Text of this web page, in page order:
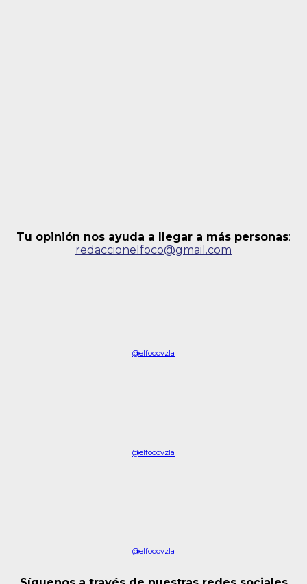
Tu opinión nos ayuda a llegar a más personas:
redaccionelfoco@gmail.com
@elfocovzla
@elfocovzla
@elfocovzla